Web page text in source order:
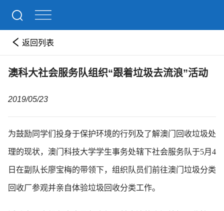
返回列表
澳科大社会服务队组织“跟着垃圾去流浪”活动
2019/05/23
为鼓励同学们投身于保护环境的行列及了解澳门回收垃圾处
理的现状，澳门科技大学学生事务处辖下社会服务队于5月4
日在副队长廖宝梅的带领下，组织队员们前往澳门垃圾分类
回收厂参观并亲自体验垃圾回收分类工作。